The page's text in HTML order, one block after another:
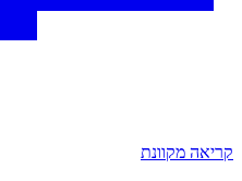
קריאה מקוונת